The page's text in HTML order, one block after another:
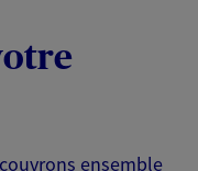
ensemble